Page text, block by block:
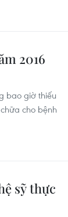
2016
bao giờ thiếu
cho bệnh
sỹ thực